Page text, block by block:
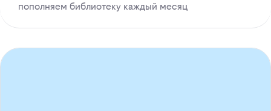
пополняем библиотеку каждый месяц